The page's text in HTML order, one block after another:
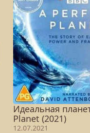
Идеальная
Planet (2021)
12.07.2021